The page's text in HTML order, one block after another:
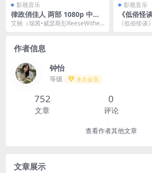
影视音乐
律政俏佳人 两部 1080p 中英
双语 中英双字 夸克网盘下载
艾丽（瑞茜•威瑟斯彭ReeseWither
影视音乐
《低俗怪
盘下载
《低俗怪谈
作者信息
钟怡
等级 永久会员
752
文章
0
评论
查看作者其他文章
文章展示